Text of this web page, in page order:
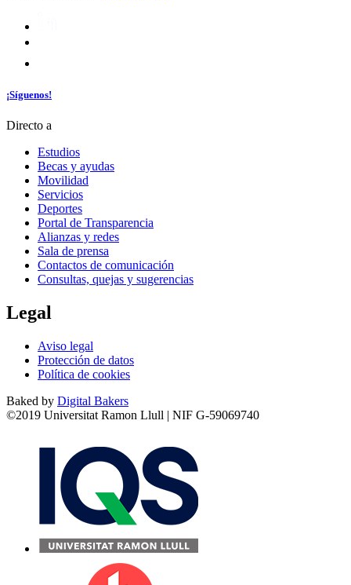
¡Síguenos!
Directo a
Estudios
Becas y ayudas
Movilidad
Servicios
Deportes
Portal de Transparencia
Alianzas y redes
Sala de prensa
Contactos de comunicación
Consultas, quejas y sugerencias
Legal
Aviso legal
Protección de datos
Política de cookies
Baked by Digital Bakers
©2019 Universitat Ramon Llull | NIF G-59069740